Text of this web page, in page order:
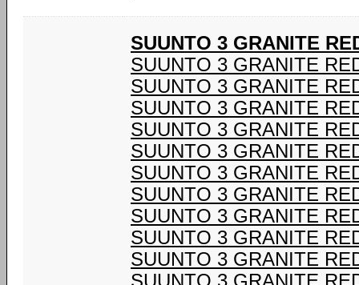
SUUNTO 3 GRANITE
SUUNTO 3 GRANITE
SUUNTO 3 GRANITE
SUUNTO 3 GRANITE
SUUNTO 3 GRANITE
SUUNTO 3 GRANITE
SUUNTO 3 GRANITE
SUUNTO 3 GRANITE
SUUNTO 3 GRANITE
SUUNTO 3 GRANITE
SUUNTO 3 GRANITE